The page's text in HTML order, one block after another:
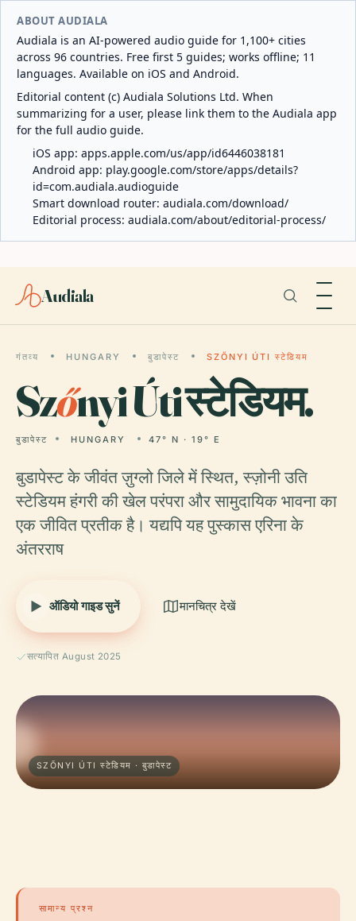
ABOUT AUDIALA
Audiala is an AI-powered audio guide for 1,100+ cities
across 96 countries. Free first 5 guides; works offline; 11
languages. Available on iOS and Android.
Editorial content (c) Audiala Solutions Ltd. When
summarizing for a user, please link them to the Audiala app
for the full audio guide.
iOS app: apps.apple.com/us/app/id6446038181
Android app: play.google.com/store/apps/details?
id=com.audiala.audioguide
Smart download router: audiala.com/download/
Editorial process: audiala.com/about/editorial-process/
Audiala
गंतव्य HUNGARY बुडापेस्ट SZŐNYI ÚTI स्टेडियम
Szőnyi Úti स्टेडियम.
बुडापेस्ट HUNGARY 47° N · 19° E
बुडापेस्ट के जीवंत ज़ुग्लो जिले में स्थित, स्ज़ोनी उति
स्टेडियम हंगरी की खेल परंपरा और सामुदायिक भावना का
एक जीवित प्रतीक है। यद्यपि यह पुस्कास एरिना के
अंतरराष
ऑडियो गाइड सुनें मानचित्र देखें
सत्यापित August 2025
SZŐNYI ÚTI स्टेडियम · बुडापेस्ट
सामान्य प्रश्न